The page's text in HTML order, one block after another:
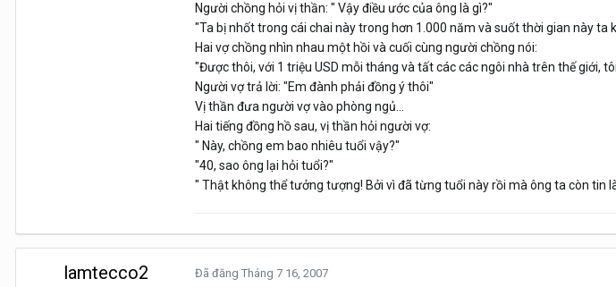
Người chồng hỏi vị thần: " Vậy điều ước của ông là gì?"
"Ta bị nhốt trong cái chai này trong hơn 1.000 năm và suốt thời gian này ta
Hai vợ chồng nhìn nhau một hồi và cuối cùng người chồng nói:
"Được thôi, với 1 triệu USD mỗi tháng và tất các các ngôi nhà trên thế giới,
Người vợ trả lời: "Em đành phải đồng ý thôi"
Vị thần đưa người vợ vào phòng ngủ...
Hai tiếng đồng hồ sau, vị thần hỏi người vợ:
" Này, chồng em bao nhiêu tuổi vậy?"
"40, sao ông lại hỏi tuổi?"
" Thật không thể tưởng tượng! Bởi vì đã từng tuổi này rồi mà ông ta còn tin
lamtecco2 Đã đăng Tháng 7 16, 2007